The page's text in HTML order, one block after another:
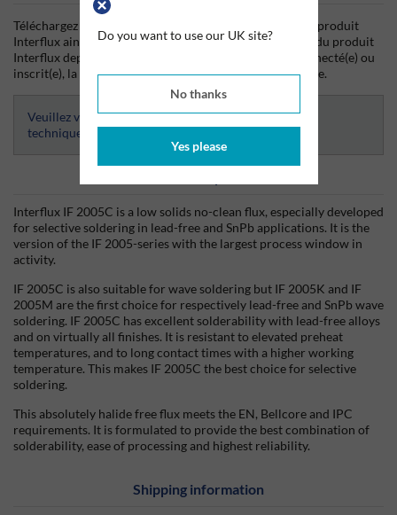
Do you want to use our UK site?
No thanks
Yes please
Téléchargez dès aujourd'hui la fiche technique (TDS) du produit
Interflux ainsi que la fiche de données de sécurité (SDS) du produit
Interflux depuis Silmid. Une fois que vous vous êtes connecté(e) ou
inscrit(e), la fiche technique sera visible et téléchargeable.
Veuillez vous connecter afin d’avoir accès aux fiches
techniques
Interflux IF 2005C is a low solids no-clean flux, especially developed
for selective soldering in lead-free and SnPb applications. It is the
version of the IF 2005-series with the largest process window in
activity.
IF 2005C is also suitable for wave soldering but IF 2005K and IF
2005M are the first choice for respectively lead-free and SnPb wave
soldering. IF 2005C has excellent solderability with lead-free alloys
and on virtually all finishes. It is resistant to elevated preheat
temperatures, and to long contact times with a higher working
temperature. This makes IF 2005C the best choice for selective
soldering.
This absolutely halide free flux meets the EN, Bellcore and IPC
requirements. It is formulated to provide the best combination of
solderability, ease of processing and highest reliability.
Shipping information